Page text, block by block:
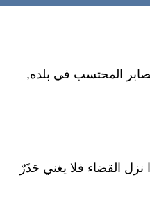
المحتسب في بلده,
نزل القضاء فلا يغني حَذَرٌ